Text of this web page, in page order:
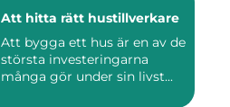
Att hitta rätt hustillverkare
Att bygga ett hus är en av de
största investeringarna
många gör under sin livst...